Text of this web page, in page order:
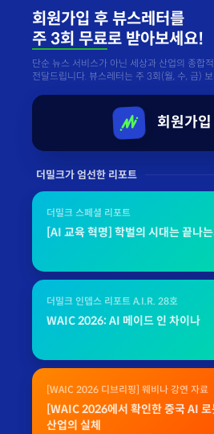
회원가입 후 뷰스레터를
주 3회 무료로 받아보세요!
단순 뉴스 서비스가 아닌 세상과 산업의 종합
전달드립니다. 뷰스레터는 주 3회(월, 수, 금)
회원가입
더밀크가 엄선한 리포트
더밀크 스페셜 리포트
[AI 교육 혁명] 학벌의 시대는 끝나
더밀크 인뎁스 리포트 A.I.R. 28호
WAIC 2026: AI 메이드 인 차이나
[WAIC 2026 디브리핑] 웨비나 강연 자료
[WAIC 2026에서 확인한 중국 AI 로
산업의 실체